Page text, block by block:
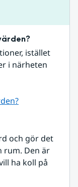
istället
i närheten
och gör det
rum. Den är
ha koll på